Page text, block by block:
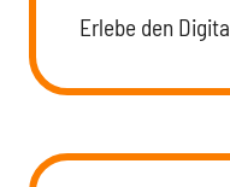
Erlebe den